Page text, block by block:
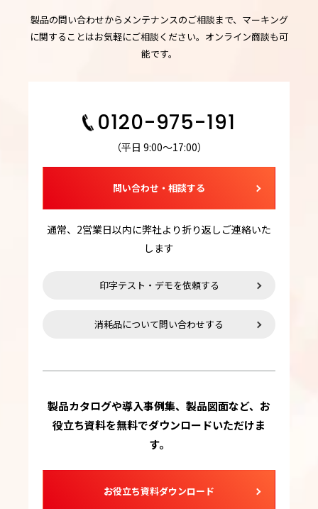
製品の問い合わせからメンテナンスのご相談まで、マーキング
に関することはお気軽にご相談ください。オンライン商談も可
能です。
0120-975-191
（平日 9:00～17:00）
問い合わせ・相談する
通常、2営業日以内に弊社より折り返しご連絡いた
します
印字テスト・デモを依頼する
消耗品について問い合わせする
製品カタログや導入事例集、製品図面など、お
役立ち資料を無料でダウンロードいただけま
す。
お役立ち資料ダウンロード